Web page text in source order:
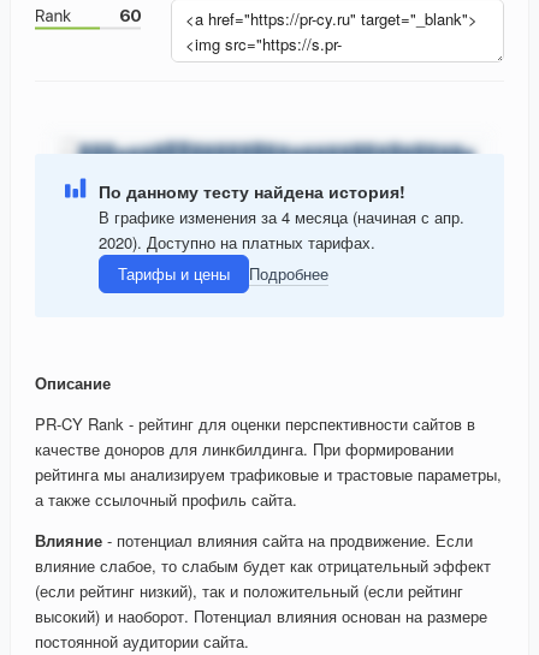
По данному тесту найдена история!
В графике изменения за 4 месяца (начиная с апр.
2020). Доступно на платных тарифах.
Тарифы и цены
Подробнее
Описание
PR-CY Rank - рейтинг для оценки перспективности сайтов в
качестве доноров для линкбилдинга. При формировании
рейтинга мы анализируем трафиковые и трастовые параметры,
а также ссылочный профиль сайта.
Влияние - потенциал влияния сайта на продвижение. Если
влияние слабое, то слабым будет как отрицательный эффект
(если рейтинг низкий), так и положительный (если рейтинг
высокий) и наоборот. Потенциал влияния основан на размере
постоянной аудитории сайта.